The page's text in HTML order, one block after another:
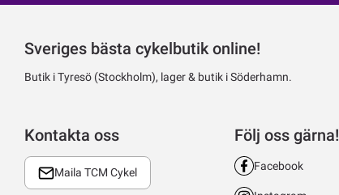
Sveriges bästa cykelbutik online!
Butik i Tyresö (Stockholm), lager & butik i Söderhamn.
Kontakta oss
Maila TCM Cykel
Följ oss gärna!
Facebook